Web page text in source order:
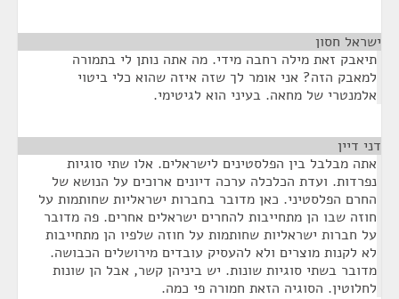
ישראל חסון
תיאבק זאת מילה רחבה מידי. מה אתה נותן לי בתמורה
למאבק הזה? אני אומר לך שזה איזה שהוא כלי ביטוי
אלמנטרי של מחאה. בעיני הוא לגיטימי.
דני דיין
אתה מבלבל בין הפלסטינים לישראלים. אלו שתי סוגיות
נפרדות. ועדת הכלכלה ערכה דיונים ארוכים על הנושא של
החרם הפלסטיני. כאן מדובר בחברות ישראליות שחותמות על
חוזה שבו הן מתחייבות להחרים ישראלים אחרים. פה מדובר
על חברות ישראליות שחותמות על חוזה שלפיו הן מתחייבות
לא לקנות מוצרים ולא להעסיק עובדים מירושלים הכבושה.
מדובר בשתי סוגיות שונות. יש ביניהן קשר, אבל הן שונות
לחלוטין. הסוגיה הזאת חמורה פי כמה.